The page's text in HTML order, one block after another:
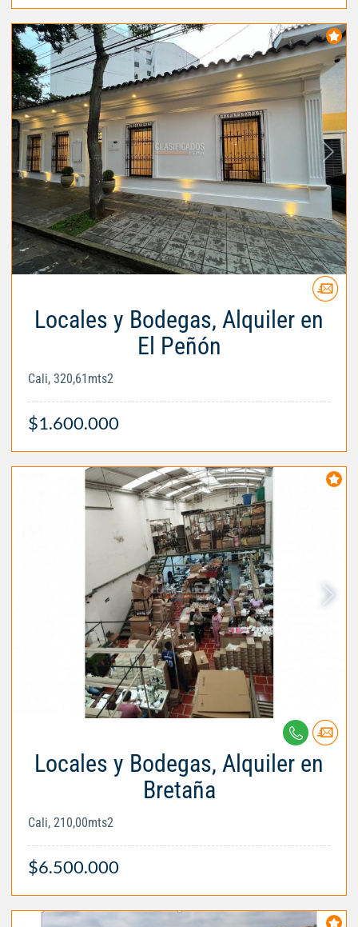
Locales y Bodegas, Alquiler en
El Peñón
Cali, 320,61mts2
$1.600.000
Locales y Bodegas, Alquiler en
Bretaña
Cali, 210,00mts2
$6.500.000